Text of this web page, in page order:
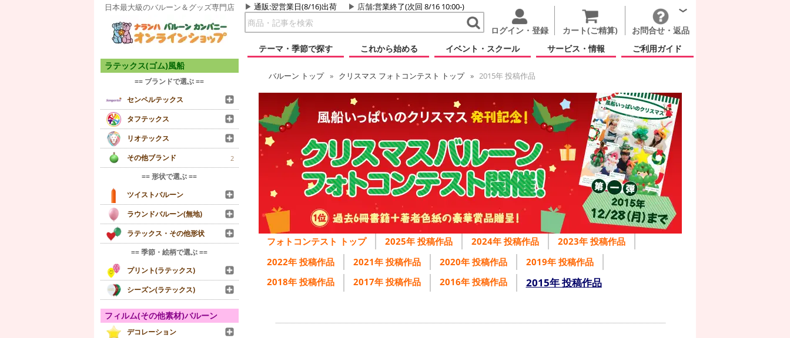
日本最大級のバルーン＆グッズ専門店 通販:翌営業日(8/16)出荷 店舗:営業終了(次回 8/16 10:00-)
ログイン・登録 カート(ご精算)
お問合せ・返品
テーマ・季節で探す
これから始める イベント・スクール サービス・情報 ご利用ガイド
ラテックス(ゴム)風船
== ブランドで選ぶ ==
センペルテックス
タフテックス
リオテックス
その他ブランド
2
== 形状で選ぶ ==
ツイストバルーン
ラウンドバルーン(無地)
ラテックス・その他形状
== 季節・絵柄で選ぶ ==
プリント(ラテックス)
シーズン(ラテックス)
フィルム(その他素材)バルーン
デコレーション
バルーン トップ クリスマス フォトコンテスト トップ 2015年 投稿作品
フォトコンテスト トップ 2025年 投稿作品 2024年 投稿作品
2023年 投稿作品
2022年 投稿作品
2021年 投稿作品 2020年 投稿作品
2019年 投稿作品
2018年 投稿作品
2017年 投稿作品 2016年 投稿作品 2015年 投稿作品